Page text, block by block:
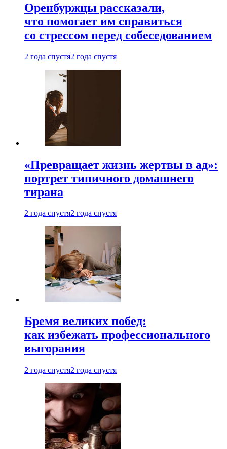
Оренбуржцы рассказали,
что помогает им справиться
со стрессом перед собеседованием
2 года спустя2 года спустя
«Превращает жизнь жертвы в ад»:
портрет типичного домашнего
тирана
2 года спустя2 года спустя
Бремя великих побед:
как избежать профессионального
выгорания
2 года спустя2 года спустя